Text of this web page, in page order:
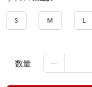
S M L
数量 